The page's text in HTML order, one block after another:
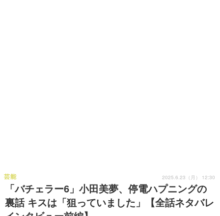
「バチェラー6」小田美夢、停電ハプニングの
裏話 キスは「狙っていました」【全話ネタバレ
芸能 2025.6.23（月） 12:30